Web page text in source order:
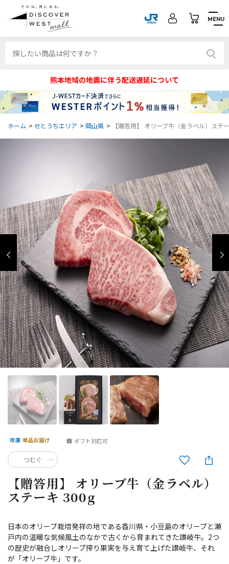
MENU
熊本地域の地震に伴う配送遅延について
ホーム > せとうちエリア > 岡山県 > 【贈答用】 オリーブ牛（金ラベル）ステ
【贈答用】 オリーブ牛（金ラベル）
ステーキ 300g
ギフト対応可
日本のオリーブ栽培発祥の地である香川県・小豆島のオリーブと瀬
戸内の温暖な気候風土のなかで古くから育まれてきた讃岐牛。2つ
の歴史が融合しオリーブ搾り果実を与え育て上げた讃岐牛、それ
が「オリーブ牛」です。
つむぐ